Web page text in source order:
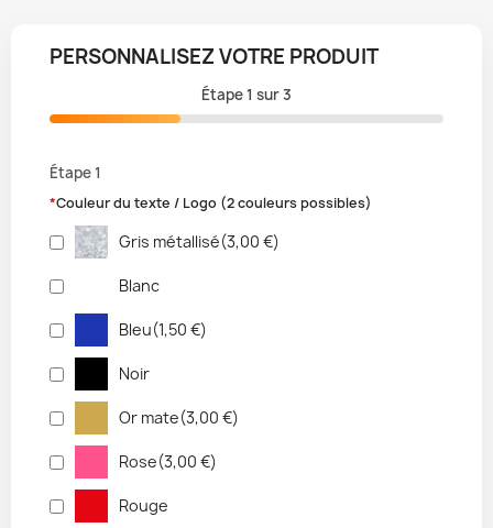
PERSONNALISEZ VOTRE PRODUIT
Étape1 sur3
Étape 1
*Couleur du texte / Logo (2 couleurs possibles)
Gris métallisé(3,00 €)
Blanc
Bleu(1,50 €)
Noir
Or mate(3,00 €)
Rose(3,00 €)
Rouge